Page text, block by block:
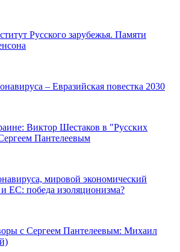
Русского зарубежья. Памяти
– Евразийская повестка 2030
Виктор Шестаков в "Русских
Пантелеевым
мировой экономический
ЕС: победа изоляционизма?
с Сергеем Пантелеевым: Михаил